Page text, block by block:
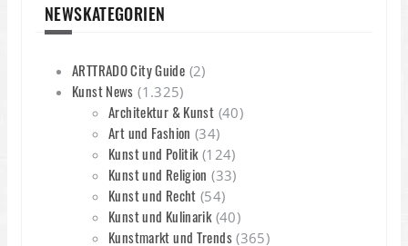
NEWSKATEGORIEN
ARTTRADO City Guide (2)
Kunst News (1.325)
Architektur & Kunst (40)
Art und Fashion (34)
Kunst und Politik(124)
Kunst und Religion (33)
Kunst und Recht (54)
Kunst und Kulinarik(40)
Kunstmarkt und Trends(365)